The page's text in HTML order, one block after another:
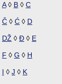
A◊ B ◊ C
Č ◊ Ć ◊ D
DŽ ◊ Đ ◊ E
F ◊ G ◊ H
I ◊ J ◊ K